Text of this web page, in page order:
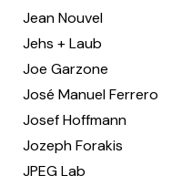
Jean Nouvel
Jehs + Laub
Joe Garzone
José Manuel Ferrero
Josef Hoffmann
Jozeph Forakis
JPEG Lab